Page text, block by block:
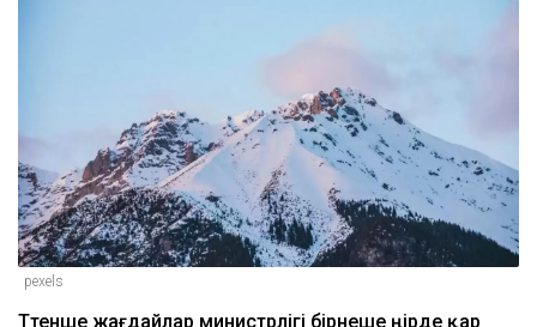
pexels
Төтенше жағдайлар министрлігі бірнеше өңірде қар